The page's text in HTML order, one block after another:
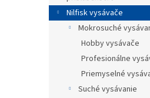
Nilfisk vysávače
Mokrosuché
Hobby vysávače
Profesionálne
Priemyselné
Suché vysávanie